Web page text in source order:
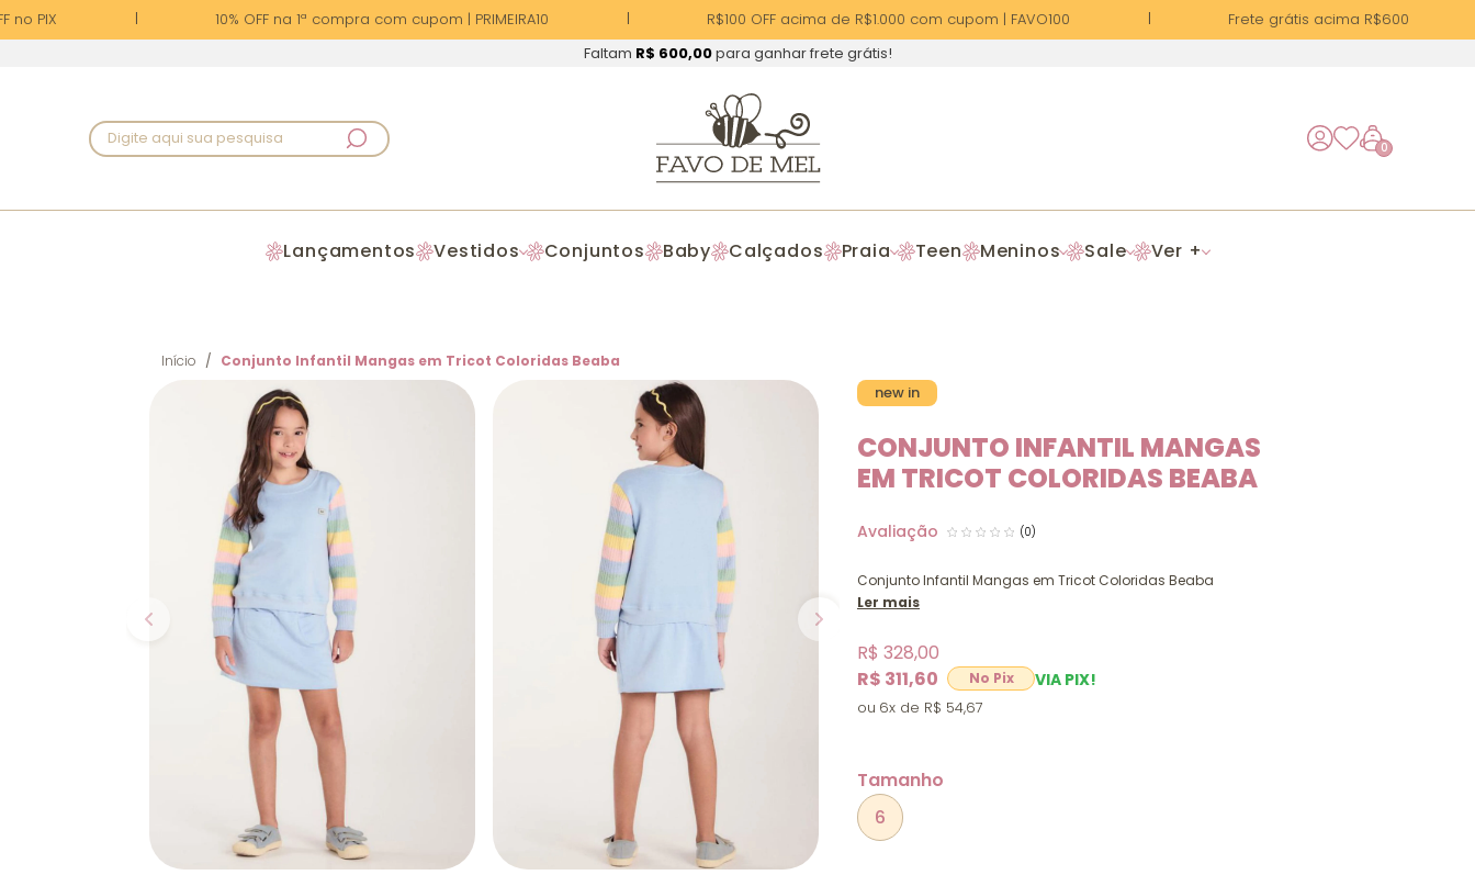
PIX 10% OFF na 1ª compra com cupom | PRIMEIRA10 R$100 OFF acima de R$1.000 com cupom | FAVO100
Frete grátis acima R$600
Faltam R$ 600,00para ganhar frete grátis!
Digite aqui sua pesquisa 0
Lançamentos Vestidos Conjuntos Baby Calçados Praia Teen Meninos Sale Ver +
Início Conjunto Infantil Mangas em Tricot Coloridas Beaba
new in
CONJUNTO INFANTIL MANGAS
EM TRICOT COLORIDAS BEABA
(0)
Conjunto Infantil Mangas em Tricot Coloridas Beaba
Ler mais
R$ 311,60 VIA PIX!
R$ 328,00
6x R$ 54,67
Tamanho
6